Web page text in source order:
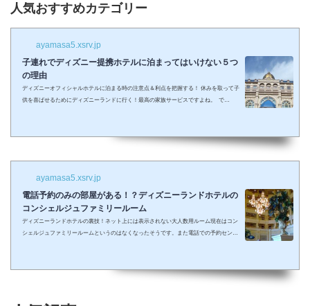
人気おすすめカテゴリー
ayamasa5.xsrv.jp
子連れでディズニー提携ホテルに泊まってはいけない５つ
の理由
ディズニーオフィシャルホテルに泊まる時の注意点＆利点を把握する！ 休みを取って子
供を喜ばせるためにディズニーランドに行く！最高の家族サービスですよね。 で
ラした夢の国を可愛い我が子に見せたかったのに・・・。 そんな時、「ディズニーラ...
ayamasa5.xsrv.jp
電話予約のみの部屋がある！？ディズニーランドホテルの
コンシェルジュファミリールーム
ディズニーランドホテルの裏技！ネット上には表示されない大人数用ルーム現在はコン
シェルジュファミリールームというのはなくなったそうです。また電話での予約センタ
ュ・スーペリアルーム（パークビュー）（7-8階）④コンシェルジュ・デラックスルー